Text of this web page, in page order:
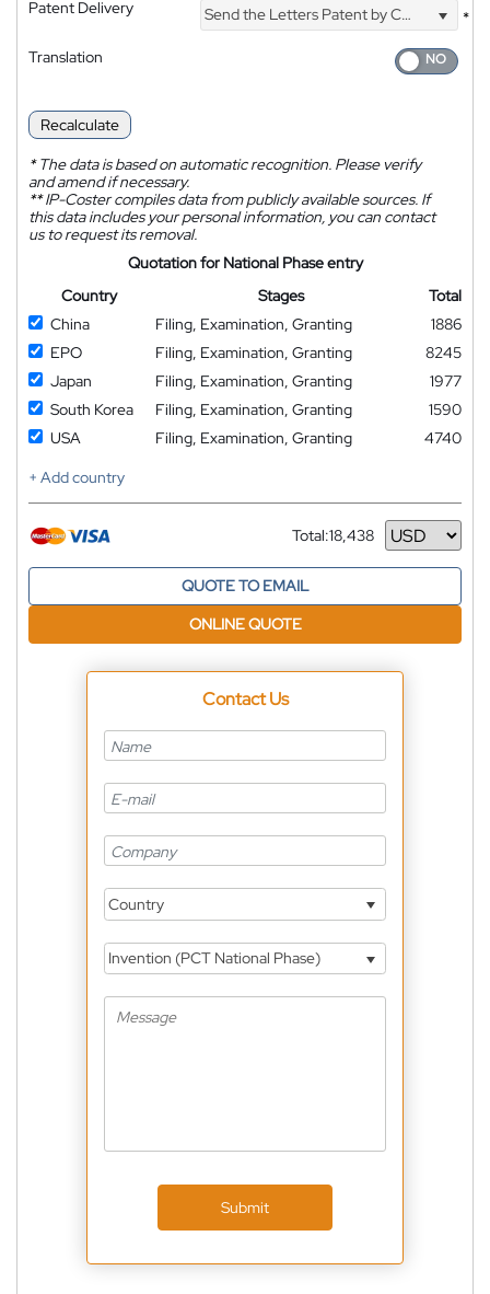
Patent Delivery Send the Letters Patent by Courier
*
Translation
Recalculate
*The data is based on automatic recognition. Please verify
and amend if necessary.
**IP-Coster compiles data from publicly available sources. If
this data includes your personal information, you can contact
us to request its removal.
Quotation for National Phase entry
Country
Stages
Total
China
Filing, Examination, Granting
1886
EPO
Filing, Examination, Granting
8245
Japan
Filing, Examination, Granting
1977
South Korea
Filing, Examination, Granting
1590
USA
Filing, Examination, Granting
4740
+ Add country
Total:18,438
Currency
QUOTE TO EMAIL
ONLINE QUOTE
Contact Us
Country
Invention (PCT National Phase)
Submit